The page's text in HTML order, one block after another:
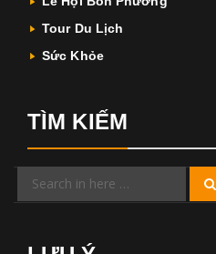
Tour Du Lịch
Sức Khỏe
TÌM KIẾM
Search